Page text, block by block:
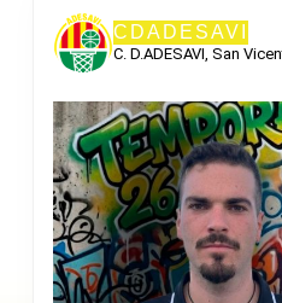
CDADESAVI
C. D.ADESAVI, San